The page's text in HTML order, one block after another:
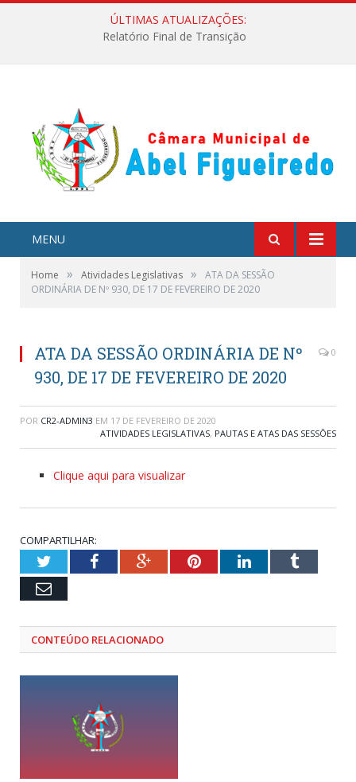
ÚLTIMAS ATUALIZAÇÕES:
Relatório Final de Transição
MENU
Home » Atividades Legislativas »
ATA DA SESSÃO
ORDINÁRIA DE Nº 930, DE 17 DE FEVEREIRO DE 2020
ATA DA SESSÃO ORDINÁRIA DE Nº
930, DE 17 DE FEVEREIRO DE 2020
0
POR CR2-ADMIN3 EM 17 DE FEVEREIRO DE 2020
ATIVIDADES LEGISLATIVAS, PAUTAS E ATAS DAS SESSÕES
Clique aqui para visualizar
COMPARTILHAR:
TwitterFacebookGoogle+PinterestLinkedInTumblr
Email
CONTEÚDO RELACIONADO